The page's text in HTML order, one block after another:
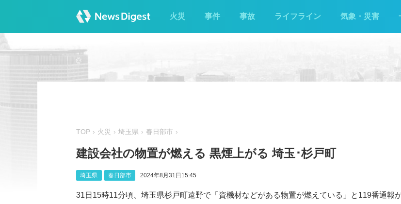
火災 事件 事故 ライフライン 気象・災害
TOP 火災 埼玉県 春日部市
建設会社の物置が燃える 黒煙上がる 埼玉･杉戸町
埼玉県 春日部市 2024年8月31日15:45
31日15時11分頃、埼玉県杉戸町遠野で「資機材などがある物置が燃えている」と119番通報